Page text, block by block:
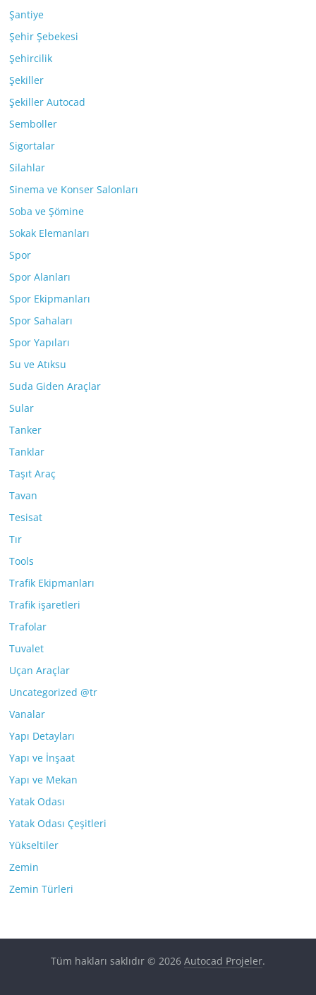
Şantiye
Şehir Şebekesi
Şehircilik
Şekiller
Şekiller Autocad
Semboller
Sigortalar
Silahlar
Sinema ve Konser Salonları
Soba ve Şömine
Sokak Elemanları
Spor
Spor Alanları
Spor Ekipmanları
Spor Sahaları
Spor Yapıları
Su ve Atıksu
Suda Giden Araçlar
Sular
Tanker
Tanklar
Taşıt Araç
Tavan
Tesisat
Tır
Tools
Trafik Ekipmanları
Trafik işaretleri
Trafolar
Tuvalet
Uçan Araçlar
Uncategorized @tr
Vanalar
Yapı Detayları
Yapı ve İnşaat
Yapı ve Mekan
Yatak Odası
Yatak Odası Çeşitleri
Yükseltiler
Zemin
Zemin Türleri
Tüm hakları saklıdır © 2026 Autocad Projeler.